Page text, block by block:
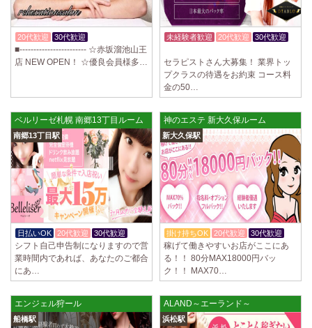
2025/04/04[吉祥寺駅]
LoveCHU (ラブチュ) 吉祥寺ルーム
やる気のあるセラピスト大募集！ 「本気で稼ぎたい！」「もっと人気セ
ラピストになりたい！」 そんなあなたを全力でサポートします…
ラピストになりたい！」 そんなあなたを全力でサポートします…
2025/04/02[千歳烏山駅]
LoveCHU (ラブチュ) 千歳烏山ルーム
やる気のあるセラピスト大募集！ 「本気で稼ぎたい！」「もっと人気セ
ラピストになりたい！」 そんなあなたを全力でサポートします…
2025/03/31[八王子駅]
Diamond～ダイヤモンド～
只今NEW OPENにつきセラピストが不足しています！ 今後も新規出店が
続くため、一緒に働いてくれるセラピストを大募集します！ 女性…
2025/03/29[自由が丘駅]
LIVSPA (リブスパ) 自由が丘ルーム
当店の募集は嘘偽り等なく、記載通りにしっかりお給料をお支払いさせ
ていただきます。 とても働きやすいお店作りを心がけております…
20代歓迎 30代歓迎
■------------------------ ☆赤坂溜池山王
店 NEW OPEN！ ☆優良会員様多…
未経験者歓迎 20代歓迎
30代歓迎
セラピストさん大募集！ 業界トッ
プクラスの待遇をお約束 コース料
金の50…
ベルリーゼ札幌 南郷13丁目ルーム
南郷13丁目駅
日払いOK 20代歓迎 30代歓迎
シフト自己申告制になりますので営
業時間内であれば、あなたのご都合
にあ…
神のエステ 新大久保ルーム
新大久保駅
掛け持ちOK 20代歓迎 30代歓迎
稼げて働きやすいお店がここにあ
る！！ 80分MAX18000円バッ
ク！！ MAX70…
エンジェル狩ール
船橋駅
ALAND～エーランド～
浜松駅